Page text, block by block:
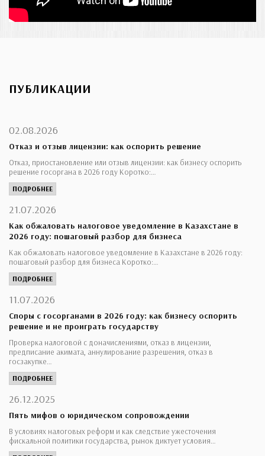
ПУБЛИКАЦИИ
02.08.2026
Отказ и отзыв лицензии: как оспорить решение
Отказ, приостановление или отзыв лицензии: как бизнесу оспорить
решение госоргана в 2026 году Коротко:…
ПОДРОБНЕЕ
21.07.2026
Как обжаловать налоговое уведомление в Казахстане в
2026 году: пошаговый разбор для бизнеса
Как обжаловать налоговое уведомление в Казахстане в 2026 году:
пошаговый разбор для бизнеса Коротко:…
ПОДРОБНЕЕ
11.07.2026
Споры с госорганами в 2026 году: как бизнесу оспорить
решение и не проиграть государству
Проверка налоговой с доначислениями, отказ в лицензии,
предписание акимата, аннулирование разрешения, отказ в
госзакупке…
ПОДРОБНЕЕ
26.12.2025
Пять мифов о юридическом сопровождении
В условиях налоговых реформ и как следствие ужесточения
фискальной политики государства, рынок диктует условия…